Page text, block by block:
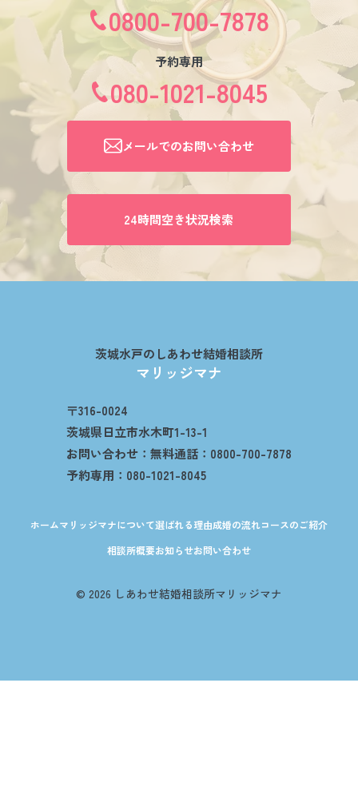
0800-700-7878
予約専用
080-1021-8045
メールでのお問い合わせ
24時間空き状況検索
茨城水戸のしあわせ結婚相談所
マリッジマナ
〒316-0024
茨城県日立市水木町1-13-1
お問い合わせ：無料通話：0800-700-7878
予約専用：080-1021-8045
ホームマリッジマナについて選ばれる理由成婚の流れコースのご紹介
相談所概要お知らせお問い合わせ
© 2026 しあわせ結婚相談所マリッジマナ